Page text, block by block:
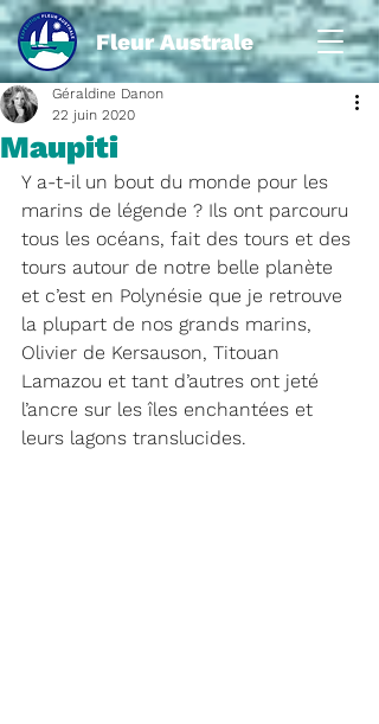
Fleur Australe
Maupiti
Géraldine Danon
22 juin 2020
Y a-t-il un bout du monde pour les
marins de légende ? Ils ont parcouru
tous les océans, fait des tours et des
tours autour de notre belle planète
et c’est en Polynésie que je retrouve
la plupart de nos grands marins,
Olivier de Kersauson, Titouan
Lamazou et tant d’autres ont jeté
l’ancre sur les îles enchantées et
leurs lagons translucides.